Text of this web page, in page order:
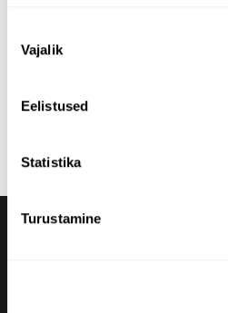
valik
Vajalik
Eelistused
Statistika
Turustamine
toote asukoha,
või toote täismassi järgi.
Tutvuge Maatori rasketehnika
vajadustele sobiv toode! Kui te